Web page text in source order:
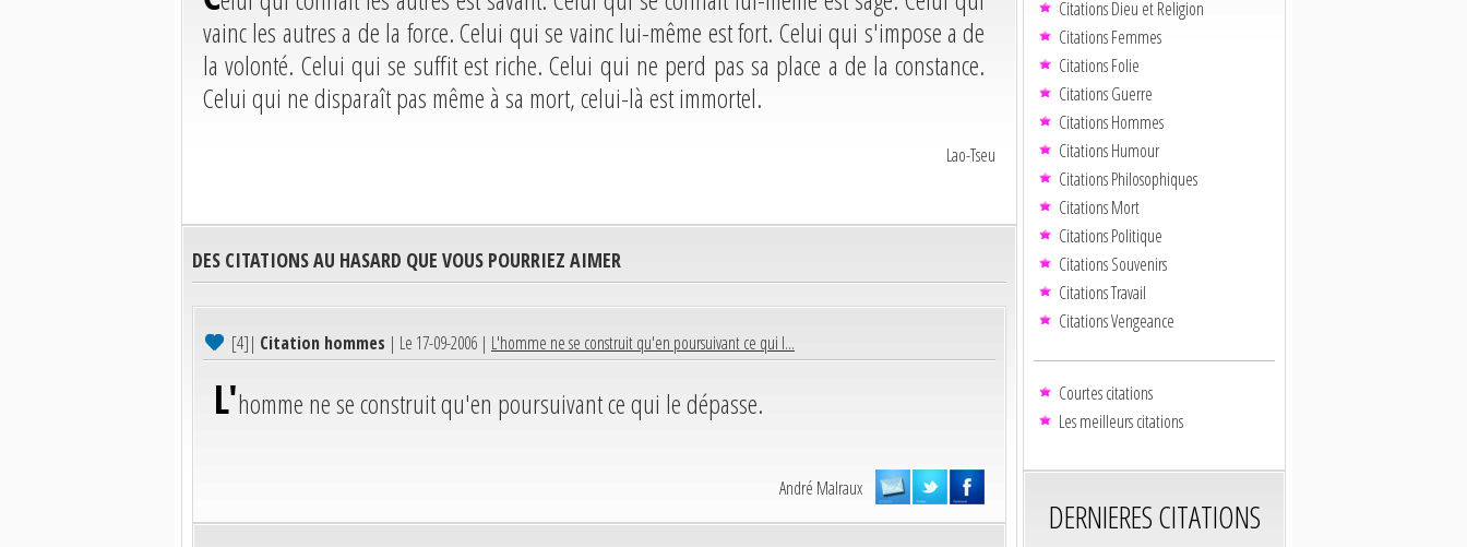
vainc les autres a de la force. Celui qui se vainc lui-même est fort. Celui qui s'impose a de
la volonté. Celui qui se suffit est riche. Celui qui ne perd pas sa place a de la constance.
Celui qui ne disparaît pas même à sa mort, celui-là est immortel.
Lao-Tseu
DES CITATIONS AU HASARD QUE VOUS POURRIEZ AIMER
[4]| Citation hommes | Le 17-09-2006 | L'homme ne se construit qu'en poursuivant ce qui l...
L'homme ne se construit qu'en poursuivant ce qui le dépasse.
André Malraux
Citations Dieu et Religion
Citations Femmes
Citations Folie
Citations Guerre
Citations Hommes
Citations Humour
Citations Philosophiques
Citations Mort
Citations Politique
Citations Souvenirs
Citations Travail
Citations Vengeance
Courtes citations
Les meilleurs citations
DERNIERES CITATIONS